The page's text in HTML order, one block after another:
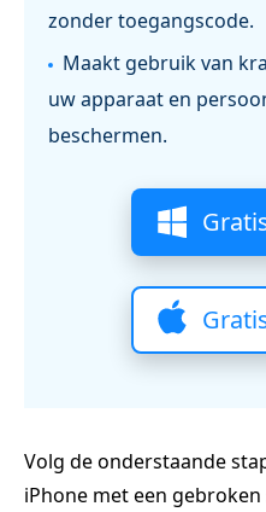
zonder toegangscode.
Maakt gebruik van
uw apparaat en
beschermen.
Volg de onderstaande
iPhone met een